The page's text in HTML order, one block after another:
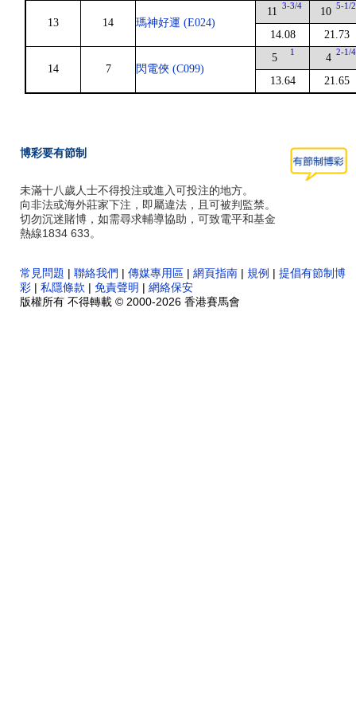
13 14 瑪神好運 (E024)
11 3-3/4
14.08
10 5-1/2
21.73
14 7 閃電俠 (C099)
5 1
13.64
4 2-1/4
21.65
博彩要有節制
未滿十八歲人士不得投注或進入可投注的地方。
向非法或海外莊家下注，即屬違法，且可被判監禁。
切勿沉迷賭博，如需尋求輔導協助，可致電平和基金
熱線1834 633。
常見問題 | 聯絡我們 | 傳媒專用區 | 網頁指南 | 規例 | 提倡有節制博
彩 | 私隱條款 | 免責聲明 | 網絡保安
版權所有 不得轉載 © 2000-2026 香港賽馬會